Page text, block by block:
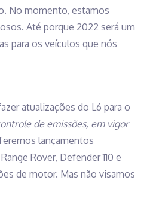
No momento, estamos
Até porque 2022 será um
para os veículos que nós
atualizações do L6 para o
de emissões, em vigor
lançamentos
Rover, Defender 110 e
de motor. Mas não visamos